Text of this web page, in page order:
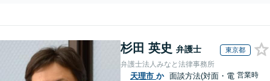
杉田 英史 弁護士 東京都
弁護士法人みなと法律事務所
天理市 か 面談方法(対面・電 営業時